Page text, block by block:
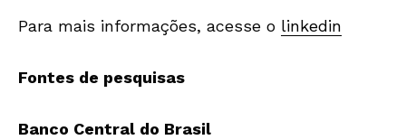
Para mais informações, acesse o linkedin
Fontes de pesquisas
Banco Central do Brasil